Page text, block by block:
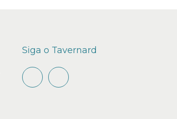
Siga o Tavernard